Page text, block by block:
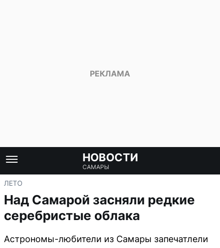
НОВОСТИ
САМАРЫ
ЛЕТО
Над Самарой засняли редкие
серебристые облака
Астрономы-любители из Самары запечатлели